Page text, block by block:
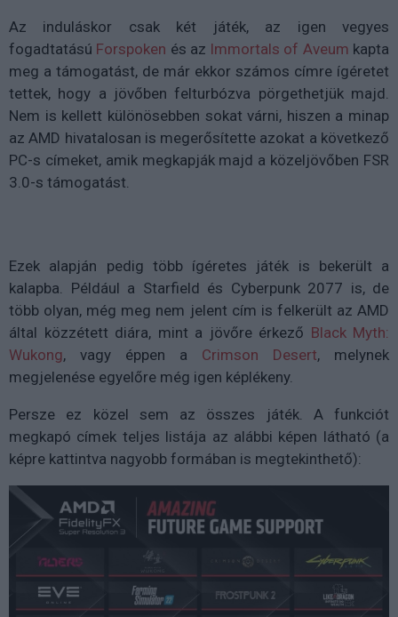
Az induláskor csak két játék, az igen vegyes
fogadtatású Forspoken és az Immortals of Aveum kapta
meg a támogatást, de már ekkor számos címre ígéretet
tettek, hogy a jövőben felturbózva pörgethetjük majd.
Nem is kellett különösebben sokat várni, hiszen a minap
az AMD hivatalosan is megerősítette azokat a következő
PC-s címeket, amik megkapják majd a közeljövőben FSR
3.0-s támogatást.
Ezek alapján pedig több ígéretes játék is bekerült a
kalapba. Például a Starfield és Cyberpunk 2077 is, de
több olyan, még meg nem jelent cím is felkerült az AMD
által közzétett diára, mint a jövőre érkező Black Myth:
Wukong, vagy éppen a Crimson Desert, melynek
megjelenése egyelőre még igen képlékeny.
Persze ez közel sem az összes játék. A funkciót
megkapó címek teljes listája az alábbi képen látható (a
képre kattintva nagyobb formában is megtekinthető):